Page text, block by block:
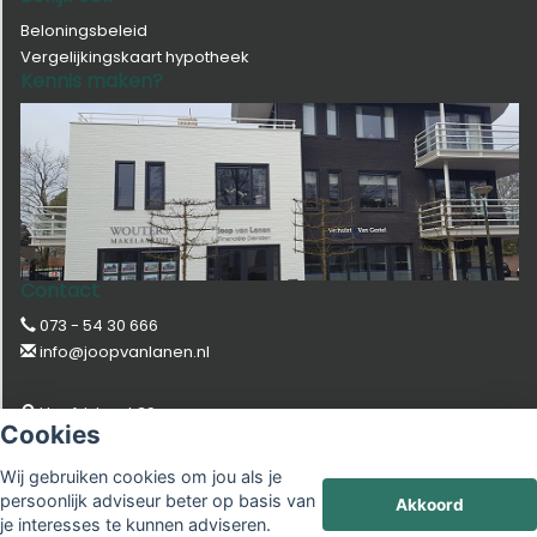
Cookies
Wij gebruiken cookies om jou als je
persoonlijk adviseur beter op basis van
je interesses te kunnen adviseren.
Akkoord
Beloningsbeleid
Vergelijkingskaart hypotheek
Kennis maken?
Contact
073 - 54 30 666
info@joopvanlanen.nl
Hoofdstraat 39
5481 AA SCHIJNDEL
© CopyrightAssupport BV2026 | Sitemap